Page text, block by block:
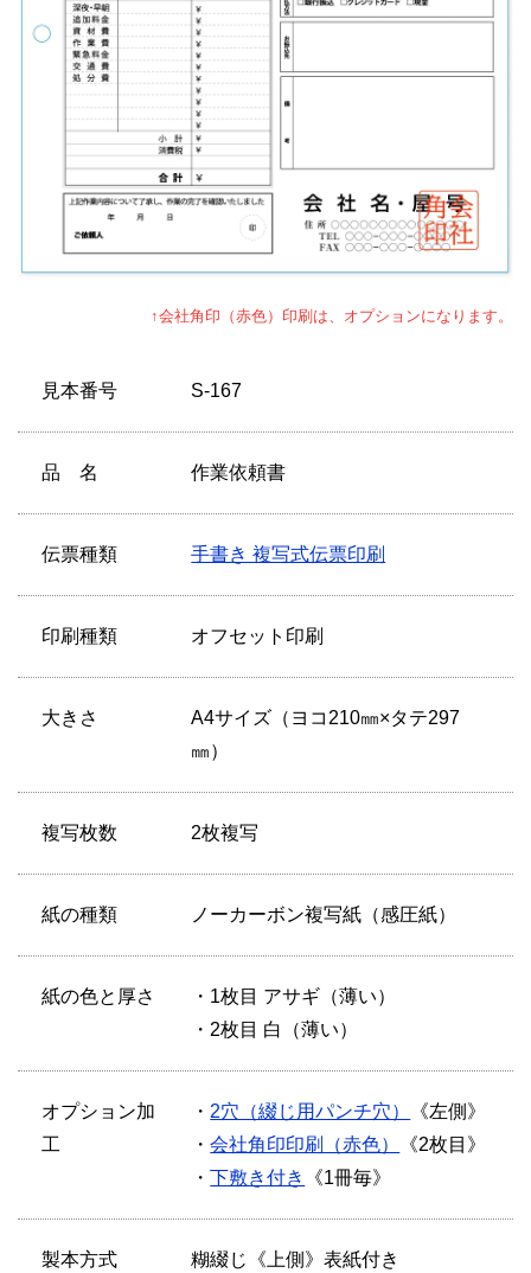
↑会社角印（赤色）印刷は、オプションになります。
見本番号 S-167
品 名 作業依頼書
伝票種類 手書き 複写式伝票印刷
印刷種類 オフセット印刷
大きさ
A4サイズ（ヨコ210㎜×タテ297
㎜）
複写枚数 2枚複写
紙の種類 ノーカーボン複写紙（感圧紙）
紙の色と厚さ
・1枚目 アサギ（薄い）
・2枚目 白（薄い）
オプション加
工
・ 2穴（綴じ用パンチ穴）
《左側》
・会社角印印刷（赤色）
《2枚目》
・下敷き付き 《1冊毎》
製本方式 糊綴じ《上側》表紙付き